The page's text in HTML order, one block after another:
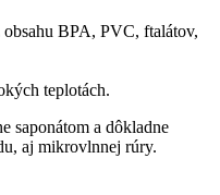
BPA, PVC, ftalátov,
teplotách.
saponátom a dôkladne
aj mikrovlnnej rúry.